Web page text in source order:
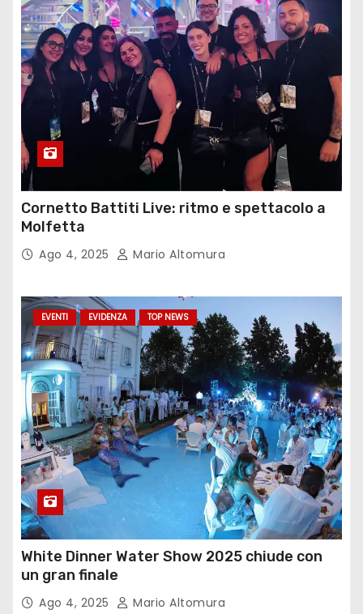
Cornetto Battiti Live: ritmo e spettacolo a
Molfetta
Ago 4, 2025 Mario Altomura
EVENTI EVIDENZA TOP NEWS
White Dinner Water Show 2025 chiude con
un gran finale
Ago 4, 2025 Mario Altomura